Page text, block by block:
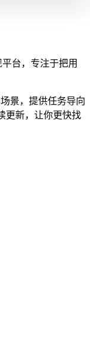
台，专注于把用
景，提供任务导向
更新，让你更快找